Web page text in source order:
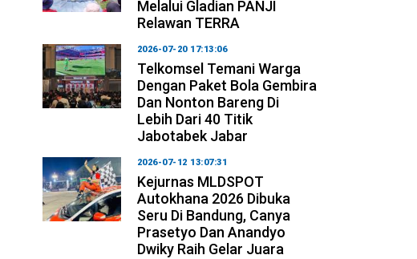
Melalui Gladian PANJI
Relawan TERRA
2026-07-20 17:13:06
Telkomsel Temani Warga
Dengan Paket Bola Gembira
Dan Nonton Bareng Di
Lebih Dari 40 Titik
Jabotabek Jabar
2026-07-12 13:07:31
Kejurnas MLDSPOT
Autokhana 2026 Dibuka
Seru Di Bandung, Canya
Prasetyo Dan Anandyo
Dwiky Raih Gelar Juara